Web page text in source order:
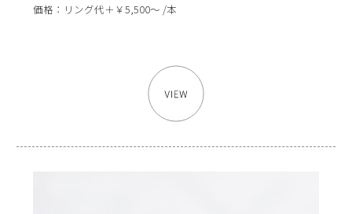
価格：リング代＋￥5,500～ /本